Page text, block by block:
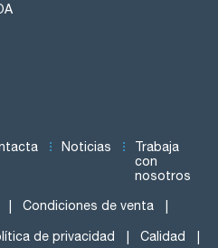
Noticias
Trabaja
con
nosotros
Condiciones de venta
de privacidad Calidad